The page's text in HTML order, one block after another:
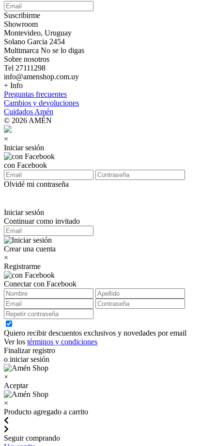
Suscribirme
Showroom
Montevideo, Uruguay
Solano Garcia 2454
Multimarca No se lo digas
Sobre nosotros
Tel 27111298
info@amenshop.com.uy
+ Info
Preguntas frecuentes
Cambios y devoluciones
Cuidados Amén
© 2026 AMÉN
×
Iniciar sesión
con Facebook
Olvidé mi contraseña
Iniciar sesión
Continuar como invitado
Crear una cuenta
×
Registrarme
Conectar con Facebook
Quiero recibir descuentos exclusivos y novedades por email
Ver los términos y condiciones
Finalizar registro
o iniciar sesión
×
Aceptar
×
Producto agregado a carrito
Seguir comprando